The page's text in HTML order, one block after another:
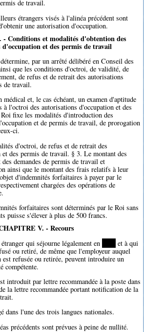
de travail.
étrangers visés à l'alinéa précédent sont
une autorisation d'occupation.
. - Conditions et modalités d'obtention des
et des permis de travail
par un arrêté délibéré en Conseil des
que les conditions d'octroi, de validité, de
de refus et de retrait des autorisations
de travail.
et, le cas échéant, un examen d'aptitude
à l'octroi des autorisations d'occupation et des
fixe les modalités d'introduction des
et de permis de travail, de prorogation
ci.
d'octroi, de refus et de retrait des
des permis de travail. § 3. Le montant des
demandes de permis de travail et
ainsi que le montant des frais relatifs à leur
d'indemnités forfaitaires à payer par le
chargées des opérations de
forfaitaires sont déterminés par le Roi sans
puisse s'élever à plus de 500 francs.
V. - Recours
qui séjourne légalement en
et à qui
ou retiré, de même que l'employeur auquel
refusée ou retirée, peuvent introduire un
compétente.
introduit par lettre recommandée à la poste dans
la lettre recommandée portant notification de la
dans l'une des trois langues nationales.
précédents sont prévues à peine de nullité.